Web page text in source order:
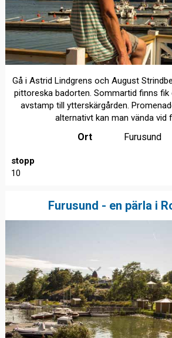
Gå i Astrid Lindgrens och August
pittoreska badorten. Sommartid finns
avstamp till ytterskärgården.
alternativt kan man vända vid
Ort Furusund
stopp
10
Furusund - en pärla i